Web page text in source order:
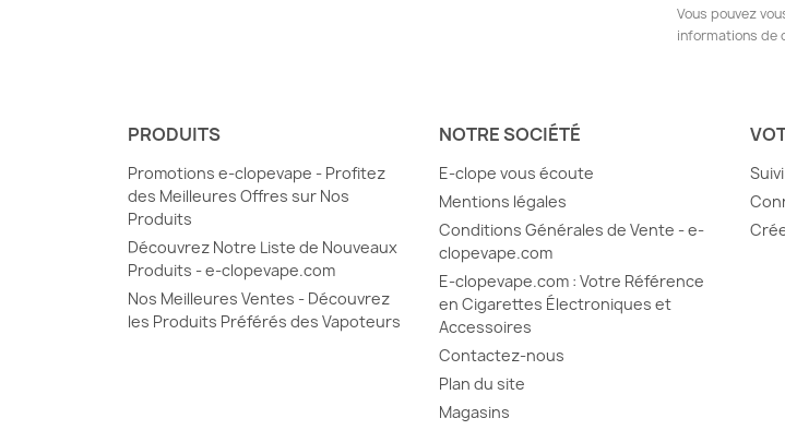
Vous pouvez
informations de
PRODUITS
Promotions e-clopevape - Profitez
des Meilleures Offres sur Nos
Produits
Découvrez Notre Liste de Nouveaux
Produits - e-clopevape.com
Nos Meilleures Ventes - Découvrez
les Produits Préférés des Vapoteurs
NOTRE SOCIÉTÉ
E-clope vous écoute
Mentions légales
Conditions Générales de Vente - e-
clopevape.com
E-clopevape.com : Votre Référence
en Cigarettes Électroniques et
Accessoires
Contactez-nous
Plan du site
Magasins